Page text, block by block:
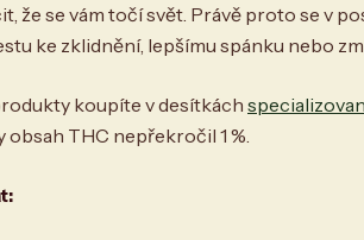
že se vám točí svět. Právě proto se v
ke zklidnění, lepšímu spánku nebo
koupíte v desítkách
obsah THC nepřekročil 1 %.